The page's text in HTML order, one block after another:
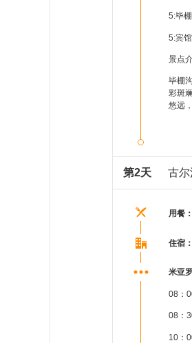
5:毕
5:宾
景点
毕棚
彩斑
悠远
第2天 古
用餐：
住宿：
米亚
08：
08：
10：